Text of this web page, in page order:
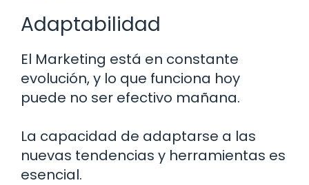
Adaptabilidad
El Marketing está en constante
evolución, y lo que funciona hoy
puede no ser efectivo mañana.
La capacidad de adaptarse a las
nuevas tendencias y herramientas es
esencial.